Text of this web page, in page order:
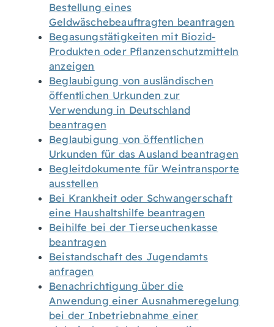
Bestellung eines
Geldwäschebeauftragten beantragen
Begasungstätigkeiten mit Biozid-
Produkten oder Pflanzenschutzmitteln
anzeigen
Beglaubigung von ausländischen
öffentlichen Urkunden zur
Verwendung in Deutschland
beantragen
Beglaubigung von öffentlichen
Urkunden für das Ausland beantragen
Begleitdokumente für Weintransporte
ausstellen
Bei Krankheit oder Schwangerschaft
eine Haushaltshilfe beantragen
Beihilfe bei der Tierseuchenkasse
beantragen
Beistandschaft des Jugendamts
anfragen
Benachrichtigung über die
Anwendung einer Ausnahmeregelung
bei der Inbetriebnahme einer